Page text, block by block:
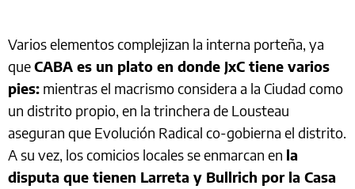
Varios elementos complejizan la interna porteña, ya
queCABA es un plato en donde JxC tiene varios
pies: mientras el macrismo considera a la Ciudad como
un distrito propio, en la trinchera de Lousteau
aseguran que Evolución Radical co-gobierna el distrito.
A su vez, los comicios locales se enmarcan en la
disputa que tienen Larreta y Bullrich por la Casa